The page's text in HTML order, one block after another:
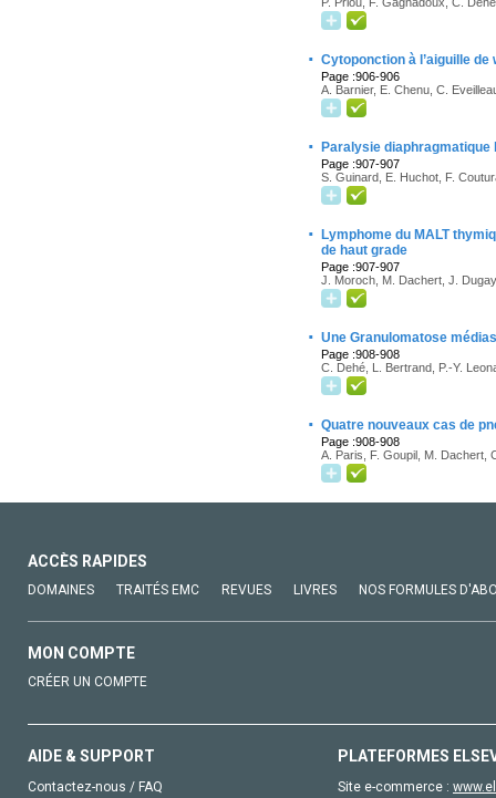
· Cytoponction à l’aiguille
Page :906-906
A. Barnier, E. Chenu, C.
· Paralysie diaphragmatique
Page :907-907
S. Guinard, E. Huchot, F.
·
Lymphome du MALT
de haut grade
Page :907-907
J. Moroch, M. Dachert, J.
· Une Granulomatose
Page :908-908
C. Dehé, L. Bertrand, P.-Y.
· Quatre nouveaux cas de
Page :908-908
A. Paris, F. Goupil, M. Dachert,
ACCÈS RAPIDES
DOMAINES TRAITÉS EMC REVUES LIVRES NOS FORMULES
MON COMPTE
CRÉER UN COMPTE
AIDE & SUPPORT
Contactez-nous / FAQ
PLATEFORMES
Site e-commerce :